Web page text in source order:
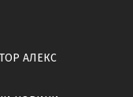
АЛЕКС